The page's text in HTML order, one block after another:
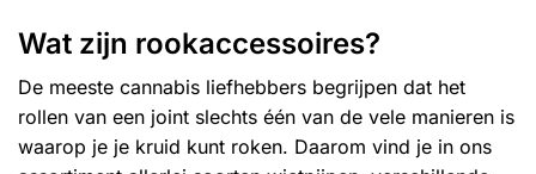
Wat zijn rookaccessoires?
De meeste cannabis liefhebbers begrijpen dat het
rollen van een joint slechts één van de vele manieren is
waarop je je kruid kunt roken. Daarom vind je in ons